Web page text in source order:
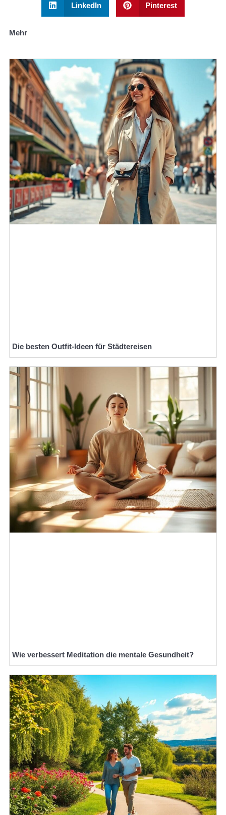
LinkedIn Pinterest
Mehr
Die besten Outfit-Ideen für Städtereisen
Wie verbessert Meditation die mentale Gesundheit?